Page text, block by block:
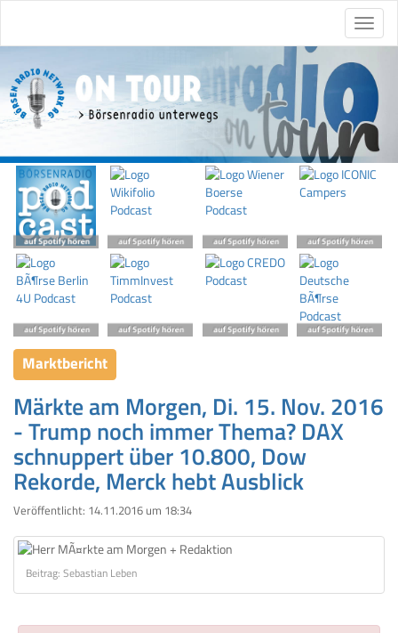
Marktbericht
Märkte am Morgen, Di. 15. Nov. 2016
- Trump noch immer Thema? DAX
schnuppert über 10.800, Dow
Rekorde, Merck hebt Ausblick
Veröffentlicht: 14.11.2016 um 18:34
Beitrag: Sebastian Leben